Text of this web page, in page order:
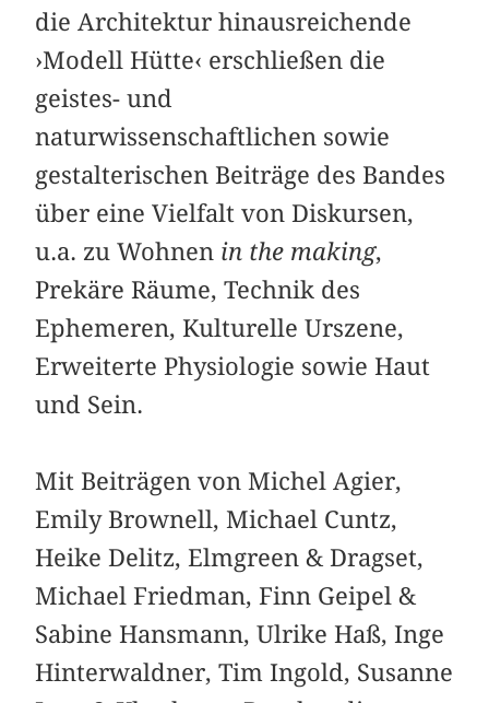
die Architektur hinausreichende
›Modell Hütte‹ erschließen die
geistes- und
naturwissenschaftlichen sowie
gestalterischen Beiträge des Bandes
über eine Vielfalt von Diskursen,
u.a. zu Wohnen in the making,
Prekäre Räume, Technik des
Ephemeren, Kulturelle Urszene,
Erweiterte Physiologie sowie Haut
und Sein.
Mit Beiträgen von Michel Agier,
Emily Brownell, Michael Cuntz,
Heike Delitz, Elmgreen & Dragset,
Michael Friedman, Finn Geipel &
Sabine Hansmann, Ulrike Haß, Inge
Hinterwaldner, Tim Ingold, Susanne